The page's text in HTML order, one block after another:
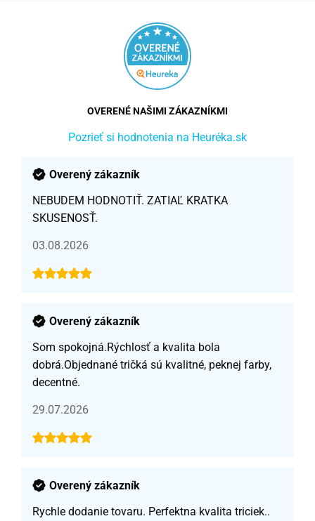
OVERENÉ NAŠIMI ZÁKAZNÍKMI
Pozrieť si hodnotenia na Heuréka.sk
Overený zákazník
NEBUDEM HODNOTIŤ. ZATIAĽ KRATKA
SKUSENOSŤ.
03.08.2026
Overený zákazník
Som spokojná.Rýchlosť a kvalita bola
dobrá.Objednané tričká sú kvalitné, peknej farby,
decentné.
29.07.2026
Overený zákazník
Rychle dodanie tovaru. Perfektna kvalita triciek..